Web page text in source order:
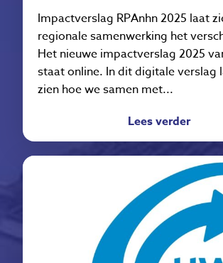
Impactverslag RPAnhn 2025 laat
regionale samenwerking het
Het nieuwe impactverslag 2025
staat online. In dit digitale verslag
zien hoe we samen met...
Lees verder